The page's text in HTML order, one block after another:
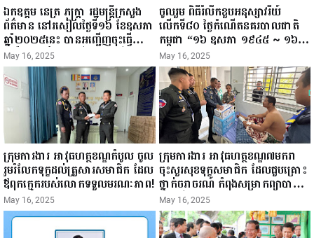
ឯកឧត្តម នេត្រ ភក្ត្រា រដ្ឋមន្ត្រីក្រសួង
ព័ត៌មាន នៅរសៀលថ្ងៃទី១៦ ខែឧសភា
ឆ្នាំ២០២៥នេះ បានអញ្ជើញចុះធ្វើ
ជំរឿនថ្នាក់ដឹកនាំមន្ត្រីរាជការស៉ីវិល នៃ
ក្រសួងព័ត៌មាន...
May 16, 2025
ចូលរួម ពិធីរំលឹកខួបអនុស្សាវរីយ៍
លើកទី៨០ ថ្ងៃកំណើតនគរបាលជាតិ
កម្ពុជា “១៦ ឧសភា ១៩៤៥ ~ ១៦
ឧសភា ២០២៥”...
May 16, 2025
ក្រុមការងារ អាវុធហត្ថខណ្ឌកំបូល ចូល
រួមរំលែកទុក្ខដល់គ្រួសារសមាជិក ដែល
ឪពុកក្មេករបស់លោកទទួលមរណៈភាព!
May 16, 2025
ក្រុមការងារ អាវុធហត្ថខណ្ឌ៧មករា
ចុះសួរសុខទុក្ខសមាជិក ដែលជួបគ្រោះ
ថ្នាក់ចរាចរណ៍ កំពុងសម្រាកព្យាបាល
នៅមន្ទីរពេទ្យ!
May 16, 2025